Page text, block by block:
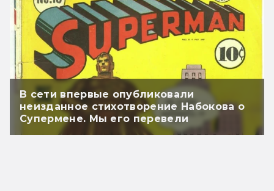
В сети впервые опубликовали
неизданное стихотворение Набокова о
Супермене. Мы его перевели